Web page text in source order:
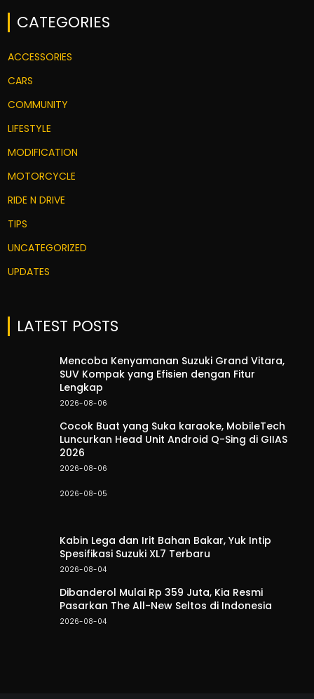
CATEGORIES
ACCESSORIES
CARS
COMMUNITY
LIFESTYLE
MODIFICATION
MOTORCYCLE
RIDE N DRIVE
TIPS
UNCATEGORIZED
UPDATES
LATEST POSTS
Mencoba Kenyamanan Suzuki Grand Vitara,
SUV Kompak yang Efisien dengan Fitur
Lengkap
2026-08-06
Cocok Buat yang Suka karaoke, MobileTech
Luncurkan Head Unit Android Q-Sing di GIIAS
2026
2026-08-06
2026-08-05
Kabin Lega dan Irit Bahan Bakar, Yuk Intip
Spesifikasi Suzuki XL7 Terbaru
2026-08-04
Dibanderol Mulai Rp 359 Juta, Kia Resmi
Pasarkan The All-New Seltos di Indonesia
2026-08-04